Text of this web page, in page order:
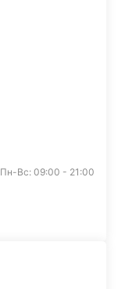
Пн-Вс: 09:00 - 21:00